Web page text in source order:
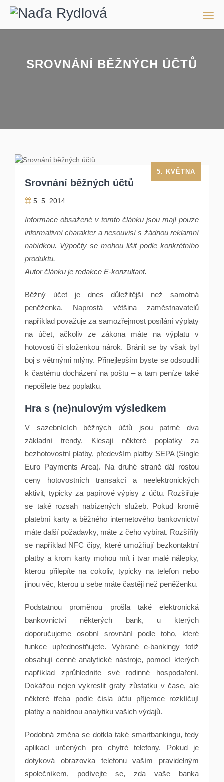
SROVNÁNÍ BĚŽNÝCH ÚČTŮ
Srovnání běžných účtů
5. 5. 2014
5. KVĚTNA
Informace obsažené v tomto článku jsou mají pouze
informativní charakter a nesouvisí s žádnou reklamní
nabídkou. Výpočty se mohou lišit podle konkrétního
produktu.
Autor článku je redakce E-konzultant.
Běžný účet je dnes důležitější než samotná
peněženka. Naprostá většina zaměstnavatelů
například považuje za samozřejmost posílání výplaty
na účet, ačkoliv ze zákona máte na výplatu v
hotovosti či složenkou nárok. Bránit se by však byl
boj s větrnými mlýny. Přinejlepším byste se odsoudili
k častému docházení na poštu – a tam peníze také
nepošlete bez poplatku.
Hra s (ne)nulovým výsledkem
V sazebnících běžných účtů jsou patrné dva
základní trendy. Klesají některé poplatky za
bezhotovostní platby, především platby SEPA (Single
Euro Payments Area). Na druhé straně dál rostou
ceny hotovostních transakcí a neelektronických
aktivit, typicky za papírové výpisy z účtu. Rozšiřuje
se také rozsah nabízených služeb. Pokud kromě
platební karty a běžného internetového bankovnictví
máte další požadavky, máte z čeho vybírat. Rozšířily
se například NFC čipy, které umožňují bezkontaktní
platby a krom karty mohou mít i tvar malé nálepky,
kterou přilepíte na cokoliv, typicky na telefon nebo
jinou věc, kterou u sebe máte častěji než peněženku.
Podstatnou proměnou prošla také elektronická
bankovnictví některých bank, u kterých
doporučujeme osobní srovnání podle toho, které
funkce upřednostňujete. Vybrané e-bankingy totiž
obsahují cenné analytické nástroje, pomocí kterých
například zprůhledníte své rodinné hospodaření.
Dokážou nejen vykreslit grafy zůstatku v čase, ale
některé třeba podle čísla účtu příjemce rozklíčují
platby a nabídnou analytiku vašich výdajů.
Podobná změna se dotkla také smartbankingu, tedy
aplikací určených pro chytré telefony. Pokud je
dotyková obrazovka telefonu vaším pravidelným
společníkem, podívejte se, zda vaše banka